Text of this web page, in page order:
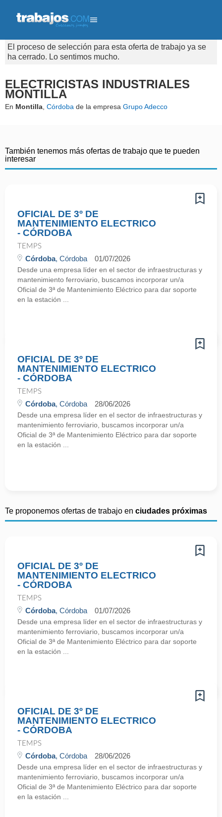
El proceso de selección para esta oferta de trabajo ya se
ha cerrado. Lo sentimos mucho.
ELECTRICISTAS INDUSTRIALES
MONTILLA
En Montilla Córdoba de la empresa Grupo Adecco
También tenemos más ofertas de trabajo que te pueden
interesar
OFICIAL DE 3º DE
MANTENIMIENTO ELECTRICO
- CÓRDOBA
TEMPS
Córdoba, Córdoba 01/07/2026
Desde una empresa líder en el sector de infraestructuras y
mantenimiento ferroviario, buscamos incorporar un/a
Oficial de 3ª de Mantenimiento Eléctrico para dar soporte
en la estación ...
OFICIAL DE 3º DE
MANTENIMIENTO ELECTRICO
- CÓRDOBA
TEMPS
Córdoba, Córdoba 28/06/2026
Desde una empresa líder en el sector de infraestructuras y
mantenimiento ferroviario, buscamos incorporar un/a
Oficial de 3ª de Mantenimiento Eléctrico para dar soporte
en la estación ...
Te proponemos ofertas de trabajo en ciudades próximas
OFICIAL DE 3º DE
MANTENIMIENTO ELECTRICO
- CÓRDOBA
TEMPS
Córdoba, Córdoba 01/07/2026
Desde una empresa líder en el sector de infraestructuras y
mantenimiento ferroviario, buscamos incorporar un/a
Oficial de 3ª de Mantenimiento Eléctrico para dar soporte
en la estación ...
OFICIAL DE 3º DE
MANTENIMIENTO ELECTRICO
- CÓRDOBA
TEMPS
Córdoba, Córdoba 28/06/2026
Desde una empresa líder en el sector de infraestructuras y
mantenimiento ferroviario, buscamos incorporar un/a
Oficial de 3ª de Mantenimiento Eléctrico para dar soporte
en la estación ...